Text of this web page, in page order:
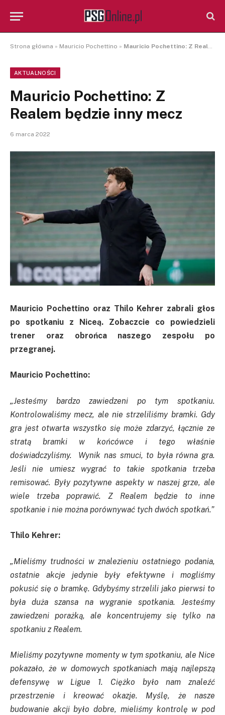
Strona główna » Mauricio Pochettino » Mauricio Pochettino: Z Realem będzie inny mecz
AKTUALNOŚCI
Mauricio Pochettino: Z
Realem będzie inny mecz
6 marca 2022
Mauricio Pochettino oraz Thilo Kehrer zabrali głos
po spotkaniu z Niceą. Zobaczcie co powiedzieli
trener oraz obrońca naszego zespołu po
przegranej.
Mauricio Pochettino:
„Jesteśmy bardzo zawiedzeni po tym spotkaniu.
Kontrolowaliśmy mecz, ale nie strzeliliśmy bramki. Gdy
gra jest otwarta wszystko się może zdarzyć, łącznie ze
stratą bramki w końcówce i tego właśnie
doświadczyliśmy. Wynik nas smuci, to była równa gra.
Jeśli nie umiesz wygrać to takie spotkania trzeba
remisować. Były pozytywne aspekty w naszej grze, ale
wiele trzeba poprawić. Z Realem będzie to inne
spotkanie i nie można porównywać tych dwóch spotkań.”
Thilo Kehrer:
„Mieliśmy trudności w znalezieniu ostatniego podania,
ostatnie akcje jedynie były efektywne i mogliśmy
pokusić się o bramkę. Gdybyśmy strzelili jako pierwsi to
była duża szansa na wygranie spotkania. Jesteśmy
zawiedzeni porażką, ale koncentrujemy się tylko na
spotkaniu z Realem.
Mieliśmy pozytywne momenty w tym spotkaniu, ale Nice
pokazało, że w domowych spotkaniach mają najlepszą
defensywę w Ligue 1. Ciężko było nam znaleźć
przestrzenie i kreować okazje. Myślę, że nasze
budowanie akcji było dobre, mieliśmy kontrolę w pod